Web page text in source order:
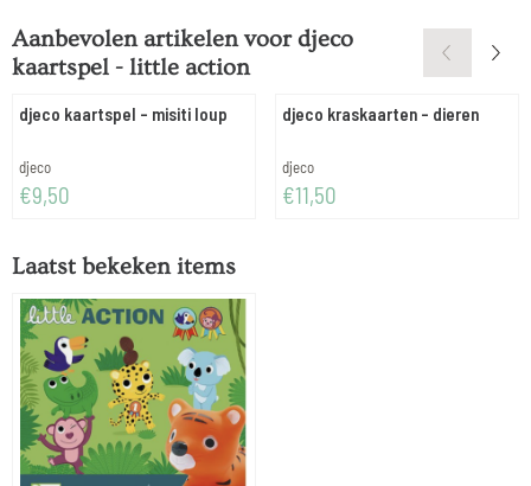
Aanbevolen artikelen voordjeco
kaartspel - little action
djeco kaartspel - misiti loup
Merk:
djeco
Prijs: 9,50
€9,50
djeco kraskaarten - dieren
Merk:
djeco
Prijs: 11,50
€11,50
Laatst bekeken items